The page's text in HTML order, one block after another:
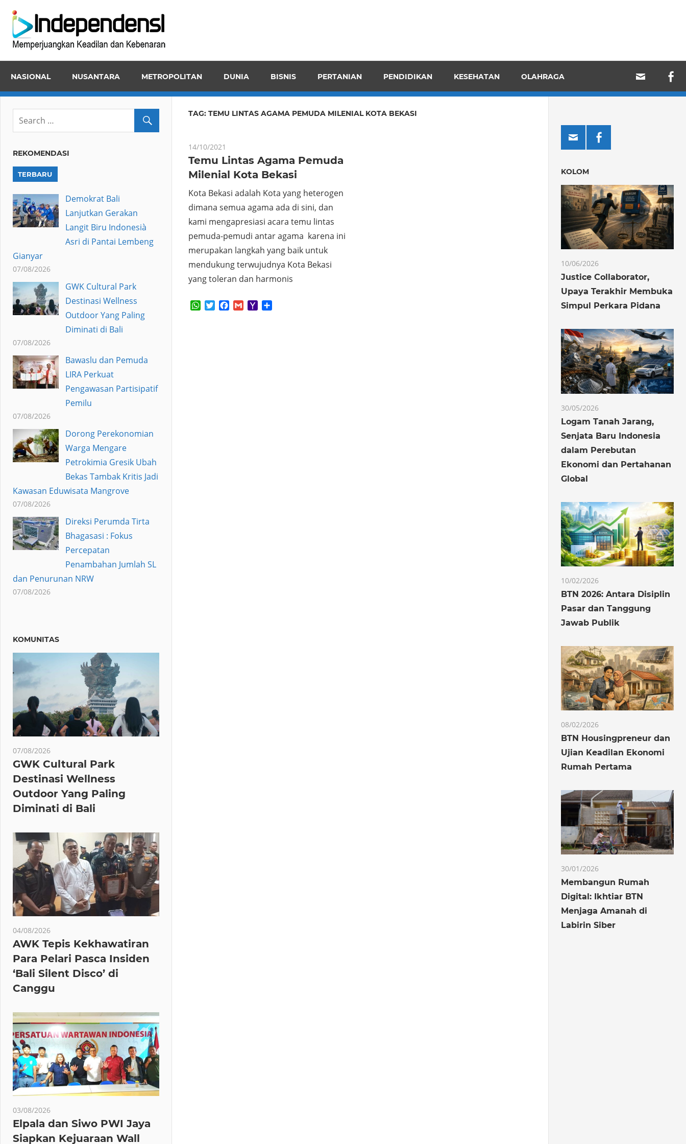
content
dan
NASIONAL NUSANTARA METROPOLITAN DUNIA BISNIS PERTANIAN PENDIDIKAN KESEHATAN OLAHRAGA
TAG: TEMU LINTAS AGAMA PEMUDA MILENIAL KOTA BEKASI
14/10/2021
Temu Lintas Agama Pemuda
Milenial Kota Bekasi
Kota Bekasi adalah Kota yang heterogen
dimana semua agama ada di sini, dan
kami mengapresiasi acara temu lintas
pemuda-pemudi antar agama karena ini
merupakan langkah yang baik untuk
mendukung terwujudnya Kota Bekasi
yang toleran dan harmonis
WhatsApp
TwitterFacebook
GmailYahoo
REKOMENDASI
TERBARU
Demokrat Bali
Lanjutkan Gerakan
Langit Biru Indonesià
Asri di Pantai Lembeng
Gianyar
07/08/2026
GWK Cultural Park
Destinasi Wellness
Outdoor Yang Paling
Diminati di Bali
07/08/2026
Bawaslu dan Pemuda
LIRA Perkuat
Pengawasan Partisipatif
Pemilu
07/08/2026
Dorong Perekonomian
Warga Mengare
Petrokimia Gresik Ubah
Bekas Tambak Kritis Jadi
Kawasan Eduwisata Mangrove
07/08/2026
Direksi Perumda Tirta
Bhagasasi : Fokus
Percepatan
Penambahan Jumlah SL
dan Penurunan NRW
07/08/2026
KOMUNITAS
07/08/2026
GWK Cultural Park
Destinasi Wellness
Outdoor Yang Paling
Diminati di Bali
04/08/2026
AWK Tepis Kekhawatiran
Para Pelari Pasca Insiden
‘Bali Silent Disco’ di
Canggu
03/08/2026
Elpala dan Siwo PWI Jaya
Siapkan Kejuaraan Wall
KOLOM
10/06/2026
Justice Collaborator,
Upaya Terakhir Membuka
Simpul Perkara Pidana
30/05/2026
Logam Tanah Jarang,
Senjata Baru Indonesia
dalam Perebutan
Ekonomi dan Pertahanan
Global
10/02/2026
BTN 2026: Antara Disiplin
Pasar dan Tanggung
Jawab Publik
08/02/2026
BTN Housingpreneur dan
Ujian Keadilan Ekonomi
Rumah Pertama
30/01/2026
Membangun Rumah
Digital: Ikhtiar BTN
Menjaga Amanah di
Labirin Siber